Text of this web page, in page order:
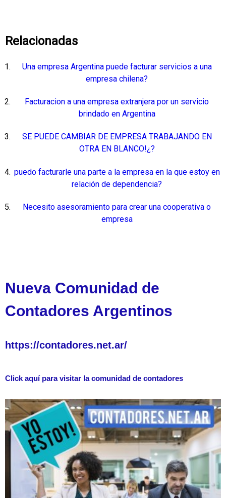
Relacionadas
Una empresa Argentina puede facturar servicios a una
empresa chilena?
Facturacion a una empresa extranjera por un servicio
brindado en Argentina
SE PUEDE CAMBIAR DE EMPRESA TRABAJANDO EN
OTRA EN BLANCO!¿?
puedo facturarle una parte a la empresa en la que estoy en
relación de dependencia?
Necesito asesoramiento para crear una cooperativa o
empresa
Nueva Comunidad de
Contadores Argentinos
https://contadores.net.ar/
Click aquí para visitar la comunidad de contadores